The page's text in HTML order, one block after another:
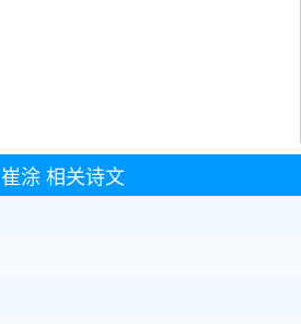
崔涂相关诗文